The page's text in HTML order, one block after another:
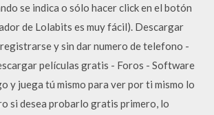
se indica o sólo hacer click en el botón
de Lolabits es muy fácil). Descargar
y sin dar numero de telefono -
películas gratis - Foros - Software
y juega tú mismo para ver por ti mismo lo
si desea probarlo gratis primero, lo